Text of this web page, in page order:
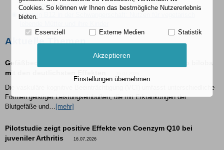
Harnwegsinfekten
Vitamin B12 in der Schwangerschaft: Nutzen für vegetarisch
Aktuelle Themen
Gefäßbedingte kognitive Beeinträchtigungen: Ginkgo biloba
mit den deutlichsten Effekten
Die vaskuläre kognitive Beeinträchtigung (VCI) umfasst unterschiedliche
Formen geistiger Leistungseinbußen, die mit Erkrankungen der
Blutgefäße und…
[mehr]
Pilotstudie zeigt positive Effekte von Coenzym Q10 bei
juveniler Arthritis
16.07.2026
Cookies. So können wir Ihnen das bestmögliche Nutzererlebnis
bieten.
Essenziell Externe Medien Statistik
Akzeptieren
Einstellungen übernehmen